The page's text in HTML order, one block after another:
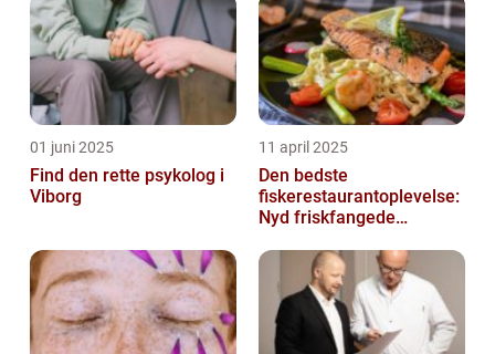
01 juni 2025
Find den rette psykolog i
Viborg
11 april 2025
Den bedste
fiskerestaurantoplevelse:
Nyd friskfangede